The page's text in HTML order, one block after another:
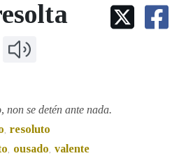
IDENTIDADE CORPORATIVA
MARCIAL DEL ADALID
CASA-MUSEO EMILIA PARDO
BAZÁN
FIGURAS HOMENAXEADAS
HISTORIA
PORTAL DAS PALABRAS
non se detén ante nada.
, resoluto
, ousado, valente